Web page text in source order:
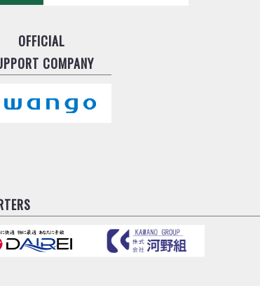
OFFICIAL
COMPANY